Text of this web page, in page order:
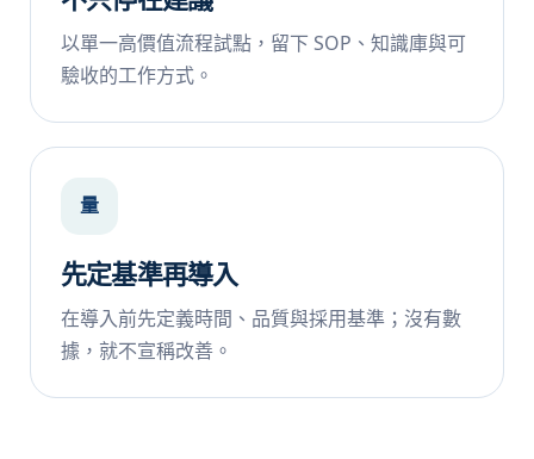
以單一高價值流程試點，留下 SOP、知識庫與可
驗收的工作方式。
量
先定基準再導入
在導入前先定義時間、品質與採用基準；沒有數
據，就不宣稱改善。